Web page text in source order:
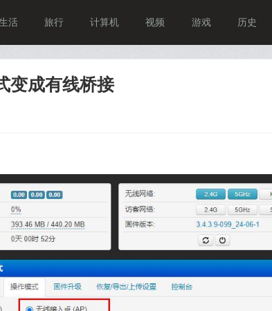
活 旅行 计算机 视频 游戏 历史
变成有线桥接